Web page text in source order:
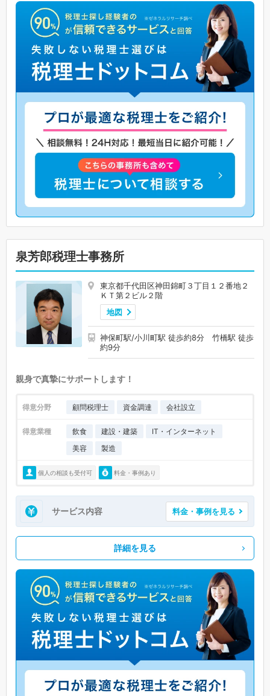
泉芳郎税理士事務所
東京都千代田区神田錦町３丁目１２番地２
ＫＴ第２ビル２階
地図
神保町駅/小川町駅 徒歩約8分 竹橋駅 徒歩
約9分
親身で真摯にサポートします！
得意分野 顧問税理士 資金調達 会社設立
得意業種 飲食 建設・建築
IT・インターネット
美容
製造
個人の相談も受付可 料金・事例あり
サービス内容 料金・事例を見る
詳細を見る